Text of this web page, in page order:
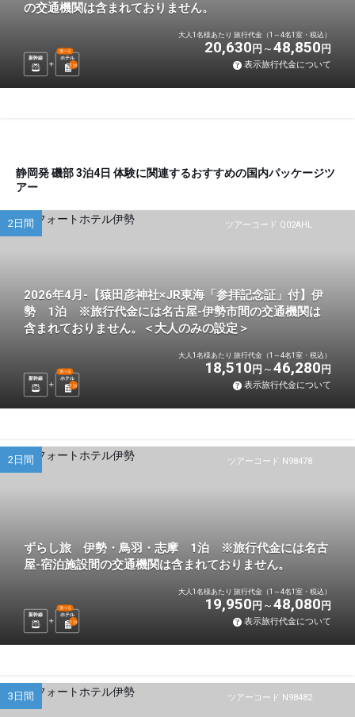
の交通機関は含まれておりません。
新幹線 ホテル
選べる
1 泊
大人1名様あたり 旅行代金（1～4名1室・税込）
20,630 円 48,850 円
表示旅行代金について
静岡発 磯部 3泊4日 体験に関連するおすすめの国内パッケージツ
アー
ツアーコード Q02AHL
2日間
2026年4月-【猿田彦神社×JR東海「参拝記念証」付】伊
勢 1泊 ※旅行代金には名古屋-伊勢市間の交通機関は
含まれておりません。＜大人のみの設定＞
新幹線 ホテル
選べる
1 泊
大人1名様あたり 旅行代金（1～4名1室・税込）
18,510 円 46,280 円
表示旅行代金について
ツアーコード N98478
2日間
ずらし旅 伊勢・鳥羽・志摩 1泊 ※旅行代金には名古
屋-宿泊施設間の交通機関は含まれておりません。
新幹線 ホテル
選べる
1 泊
大人1名様あたり 旅行代金（1～4名1室・税込）
19,950 円 48,080 円
表示旅行代金について
ツアーコード N98482
3日間